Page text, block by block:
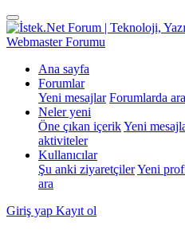
Ana sayfa
Forumlar
Yeni mesajlar Forumlarda ara
Neler yeni
Öne çıkan içerikYeni
aktiviteler
Kullanıcılar
Şu anki ziyaretçilerYeni
ara
Giriş yap Kayıt ol